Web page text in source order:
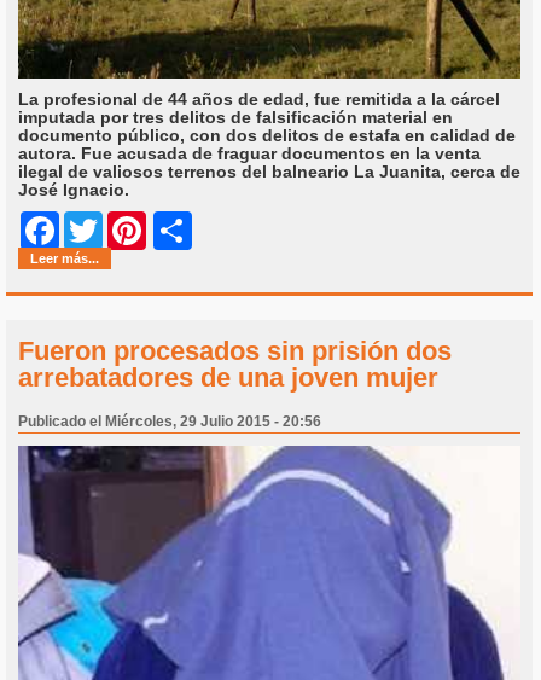
La profesional de 44 años de edad, fue remitida a la cárcel
imputada por tres delitos de falsificación material en
documento público, con dos delitos de estafa en calidad de
autora. Fue acusada de fraguar documentos en la venta
ilegal de valiosos terrenos del balneario La Juanita, cerca de
José Ignacio.
Facebook
Twitter Pinterest
Leer más...
Fueron procesados sin prisión dos
arrebatadores de una joven mujer
Publicado el Miércoles, 29 Julio 2015 - 20:56